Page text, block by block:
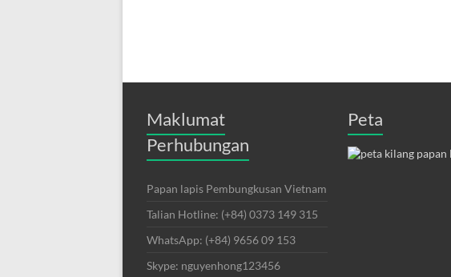
Maklumat
Perhubungan
Papan lapis Pembungkusan Vietnam
Talian Hotline: (+84) 0373 149 315
WhatsApp: (+84) 9656 09 153
Skype: nguyenhong123456
Peta